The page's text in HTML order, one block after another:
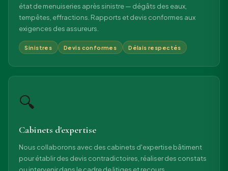
état de menuiseries après sinistre — dégâts des eaux,
tempêtes, effractions. Rapports et devis conformes aux
exigences des assureurs.
Sinistres Devis conformes Délais respectés
🔍
Cabinets d'expertise
Nous collaborons avec des cabinets d'expertise bâtiment
pour établir des devis contradictoires, réaliser des constats
ou intervenir dans le cadre de litiges et recours.